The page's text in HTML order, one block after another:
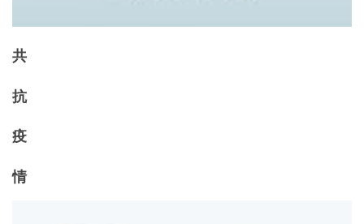
共
抗
疫
情